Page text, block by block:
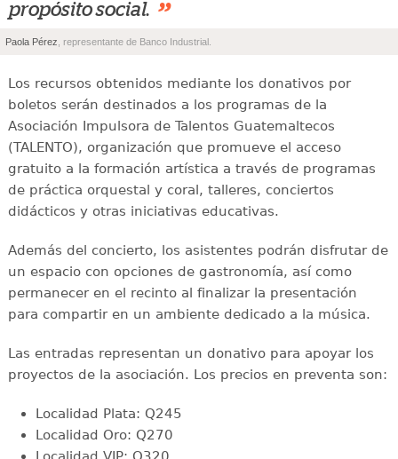
propósito social. ”
Paola Pérez , representante de Banco Industrial.
Los recursos obtenidos mediante los donativos por
boletos serán destinados a los programas de la
Asociación Impulsora de Talentos Guatemaltecos
(TALENTO), organización que promueve el acceso
gratuito a la formación artística a través de programas
de práctica orquestal y coral, talleres, conciertos
didácticos y otras iniciativas educativas.
Además del concierto, los asistentes podrán disfrutar de
un espacio con opciones de gastronomía, así como
permanecer en el recinto al finalizar la presentación
para compartir en un ambiente dedicado a la música.
Las entradas representan un donativo para apoyar los
proyectos de la asociación. Los precios en preventa son:
Localidad Plata: Q245
Localidad Oro: Q270